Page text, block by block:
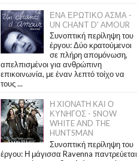
ΕΝΑ ΕΡΩΤΙΚΟ ΑΣΜΑ -
UN CHANT D' AMOUR
Συνοπτική περίληψη του
έργου: Δύο κρατούμενοι
σε πλήρη απομόνωση,
απελπισμένοι για ανθρώπινη
επικοινωνία, με έναν λεπτό τοίχο να
τους ...
Η ΧΙΟΝΑΤΗ ΚΑΙ Ο
ΚΥΝΗΓΟΣ - SNOW
WHITE AND THE
HUNTSMAN
Συνοπτική περίληψη του
έργου: Η μάγισσα Ravenna παντρεύεται